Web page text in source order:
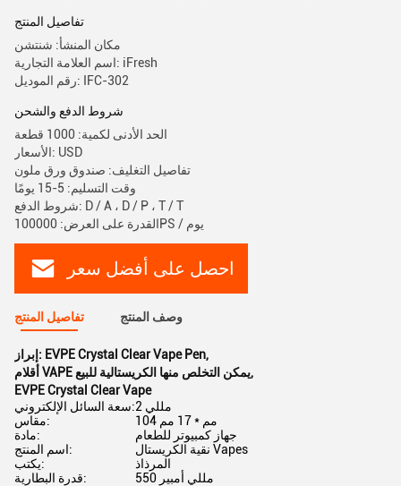
تفاصيل المنتج
مكان المنشأ: شنتشن
اسم العلامة التجارية: iFresh
رقم الموديل: IFC-302
شروط الدفع والشحن
الحد الأدنى لكمية: 1000 قطعة
الأسعار: USD
تفاصيل التغليف: صندوق ورق ملون
وقت التسليم: 5-15 يومًا
شروط الدفع: D / A ، D / P ، T / T
القدرة على العرض: 100000PS / يوم
احصل على أفضل سعر
تفاصيل المنتج وصف المنتج
إبراز: EVPE Crystal Clear Vape Pen,
أقلام VAPE يمكن التخلص منها الكريستالية للبيع,
EVPE Crystal Clear Vape
سعة السائل الإلكتروني:
2 مللي
مقاس:
104 مم * 17 مم
مادة:
جهاز كمبيوتر للطعام
اسم المنتج:
نقية الكريستال Vapes
يكتب:
المرذاذ
قدرة البطارية:
550 مللي أمبير